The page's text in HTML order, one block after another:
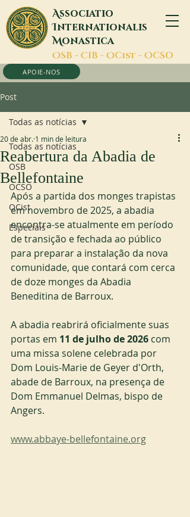
Associatio
Internationalis
Monastica
OSB - CIB - OCist - OCSO
APOIE-NOS
Post
Todas as notícias
OSB
OCSO
OCist
Especiais
Todas as notícias
Reabertura da Abadia de
Bellefontaine
20 de abr. 1 min de leitura
Após a partida dos monges trapistas
em novembro de 2025, a abadia
encontra-se atualmente em período
de transição e fechada ao público
para preparar a instalação da nova
comunidade, que contará com cerca
de doze monges da Abadia
Beneditina de Barroux.
A abadia reabrirá oficialmente suas
portas em 11 de julho de 2026 com
uma missa solene celebrada por
Dom Louis-Marie de Geyer d'Orth,
abade de Barroux, na presença de
Dom Emmanuel Delmas, bispo de
Angers.
www.abbaye-bellefontaine.org